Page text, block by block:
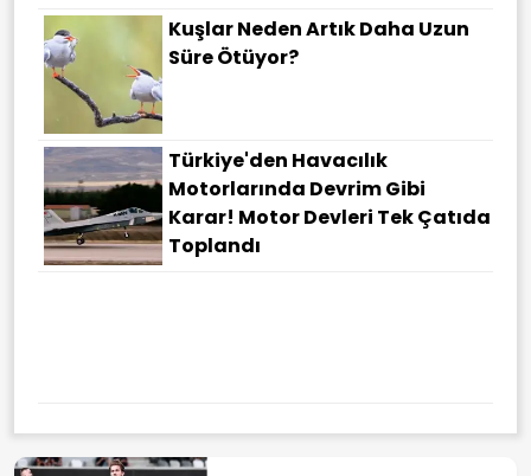
Kuşlar Neden Artık Daha Uzun
Süre Ötüyor?
Türkiye'den Havacılık
Motorlarında Devrim Gibi
Karar! Motor Devleri Tek Çatıda
Toplandı